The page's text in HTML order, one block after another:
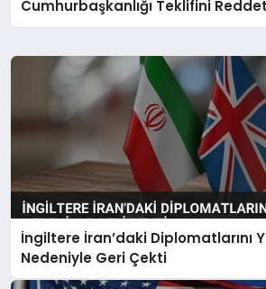
Cumhurbaşkanlığı Teklifini
İngiltere İran’daki Diplomatlarını
Nedeniyle Geri Çekti